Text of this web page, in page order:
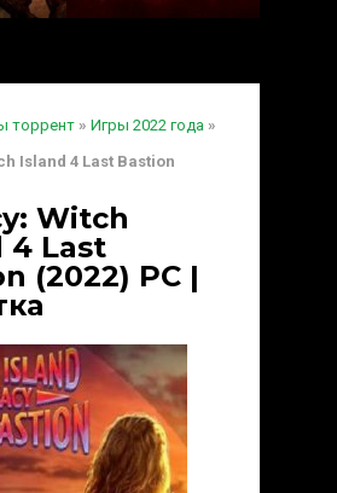
торрент » Игры 2022 года »
Island 4 Last Bastion
Witch
4 Last
(2022) PC |